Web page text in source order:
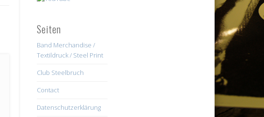
Seiten
Band Merchandise /
Textildruck / Steel Print
Club Steelbruch
Contact
Datenschutzerklärung